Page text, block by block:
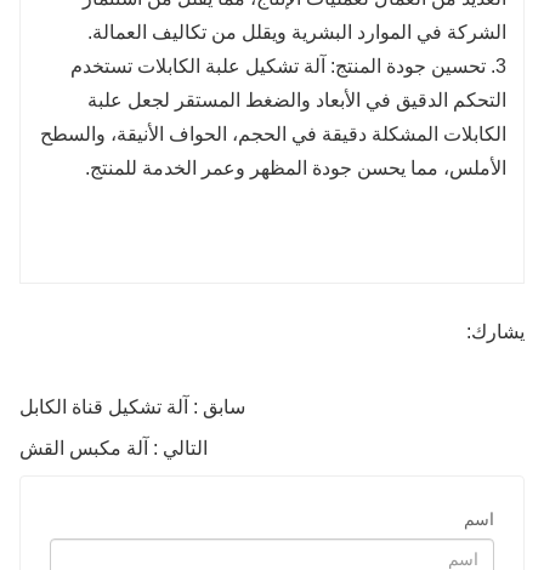
الشركة في الموارد البشرية ويقلل من تكاليف العمالة.
3. تحسين جودة المنتج: آلة تشكيل علبة الكابلات تستخدم
التحكم الدقيق في الأبعاد والضغط المستقر لجعل علبة
الكابلات المشكلة دقيقة في الحجم، الحواف الأنيقة، والسطح
الأملس، مما يحسن جودة المظهر وعمر الخدمة للمنتج.
يشارك:
سابق : آلة تشكيل قناة الكابل
التالي : آلة مكبس القش
اسم